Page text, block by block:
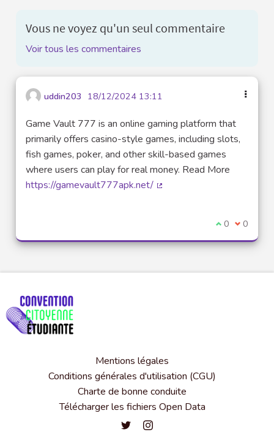
Vous ne voyez qu'un seul commentaire
Voir tous les commentaires
uddin203 18/12/2024 13:11
Game Vault 777 is an online gaming platform that
primarily offers casino-style games, including slots,
fish games, poker, and other skill-based games
where users can play for real money. Read More
https://gamevault777apk.net/
Je suis
0 Je ne
0
Mentions légales
Conditions générales d'utilisation (CGU)
Charte de bonne conduite
Télécharger les fichiers Open Data
Convention citoyenne étudiante
Convention citoyenne